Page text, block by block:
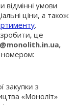
відмінні умови
ціни, а також
.
це
,
закупки з
«Моноліт»